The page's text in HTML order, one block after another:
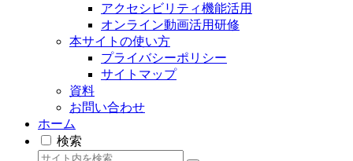
アクセシビリティ機能活用
オンライン動画活用研修
本サイトの使い方
プライバシーポリシー
サイトマップ
資料
お問い合わせ
ホーム
検索